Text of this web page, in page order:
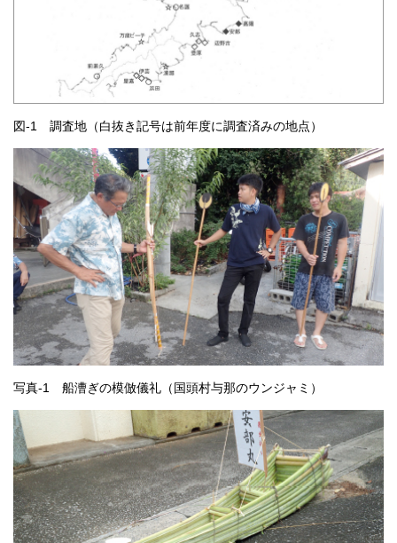
図-1 調査地（白抜き記号は前年度に調査済みの地点）
写真-1 船漕ぎの模倣儀礼（国頭村与那のウンジャミ）